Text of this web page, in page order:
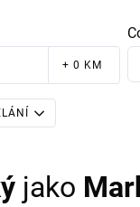
+ 0 KM
jako